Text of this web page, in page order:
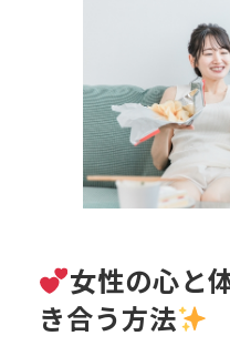
日
時
:
女性の心と
き合う方法